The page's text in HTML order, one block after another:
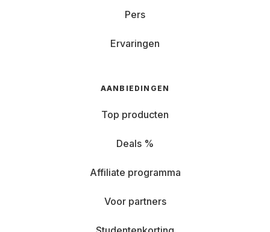
Pers
Ervaringen
AANBIEDINGEN
Top producten
Deals %
Affiliate programma
Voor partners